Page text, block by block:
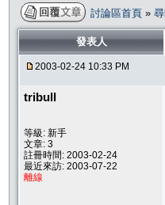
討論區首頁 »
發表人
2003-02-24 10:33 PM
tribull
等級: 新手
文章: 3
註冊時間: 2003-02-24
最近來訪: 2003-07-22
離線